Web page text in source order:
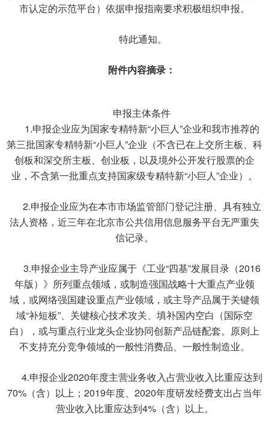
市认定的示范平台）依据申报指南要求积极组织申报。
特此通知。
附件内容摘录：
申报主体条件
1.申报企业应为国家专精特新“小巨人”企业和我市推荐的
第三批国家专精特新“小巨人”企业（不含已在上交所主板、科
创板和深交所主板、创业板，以及境外公开发行股票的企
业，不含第一批重点支持国家级专精特新“小巨人”企业）。
2.申报企业应为在本市市场监管部门登记注册、具有独立
法人资格，近三年在北京市公共信用信息服务平台无严重失
信记录。
3.申报企业主导产业应属于《工业“四基”发展目录（2016
年版）》所列重点领域，或制造强国战略十大重点产业领
域，或网络强国建设重点产业领域，或主导产品属于关键领
域“补短板”、关键核心技术攻关、填补国内空白（国际空
白），或与重点行业龙头企业协同创新产品链配套。原则上
不支持充分竞争领域的一般性消费品、一般性制造业。
4.申报企业2020年度主营业务收入占营业收入比重应达到
70%（含）以上；2019年度、2020年度研发经费支出占当年
营业收入比重应达到4%（含）以上。